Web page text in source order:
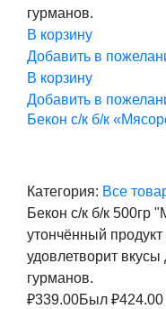
гурманов.
В корзину
Добавить в
В корзину
Добавить в
Бекон с/к б/к
Категория: Все
Бекон с/к б/к 500гр
утончённый
удовлетворит
гурманов.
₽339.00Был ₽424.00